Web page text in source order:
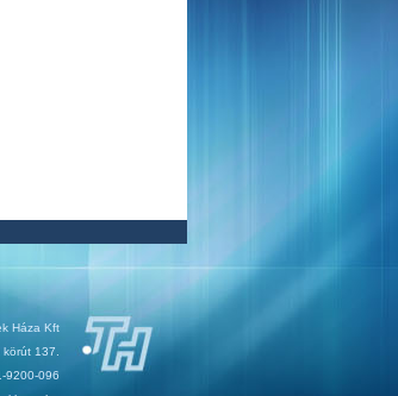
Háza Kft
137.
9200-096